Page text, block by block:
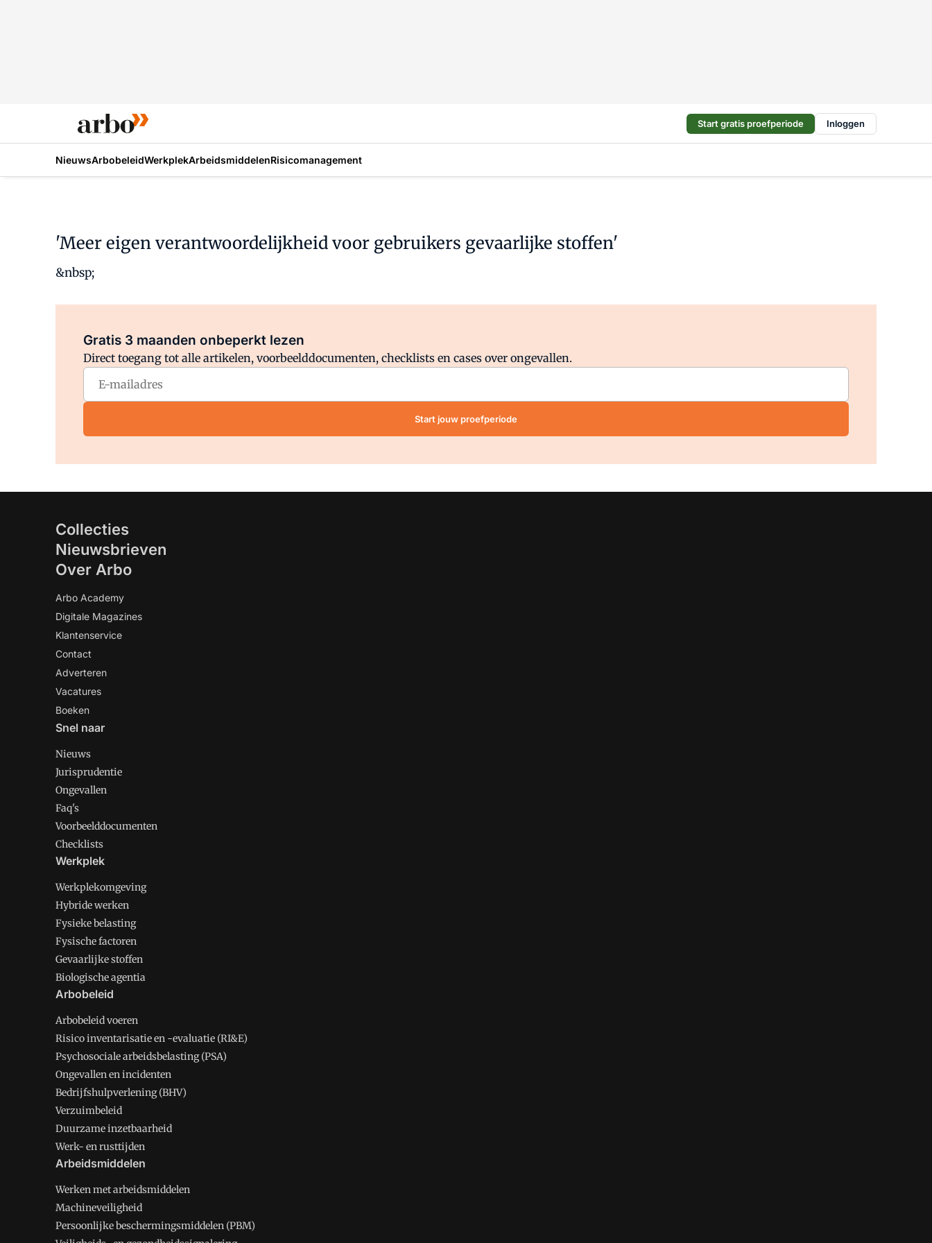
Start gratis proefperiode Inloggen
NieuwsArbobeleidWerkplekArbeidsmiddelenRisicomanagement
'Meer eigen verantwoordelijkheid voor gebruikers gevaarlijke stoffen'
&nbsp;
Gratis 3 maanden onbeperkt lezen
Direct toegang tot alle artikelen, voorbeelddocumenten, checklists en cases over ongevallen.
Start jouw proefperiode
Collecties
Nieuwsbrieven
Over Arbo
Arbo Academy
Digitale Magazines
Klantenservice
Contact
Adverteren
Vacatures
Boeken
Snel naar
Nieuws
Jurisprudentie
Ongevallen
Faq's
Voorbeelddocumenten
Checklists
Werkplek
Werkplekomgeving
Hybride werken
Fysieke belasting
Fysische factoren
Gevaarlijke stoffen
Biologische agentia
Arbobeleid
Arbobeleid voeren
Risico inventarisatie en -evaluatie (RI&E)
Psychosociale arbeidsbelasting (PSA)
Ongevallen en incidenten
Bedrijfshulpverlening (BHV)
Verzuimbeleid
Duurzame inzetbaarheid
Werk- en rusttijden
Arbeidsmiddelen
Werken met arbeidsmiddelen
Machineveiligheid
Persoonlijke beschermingsmiddelen (PBM)